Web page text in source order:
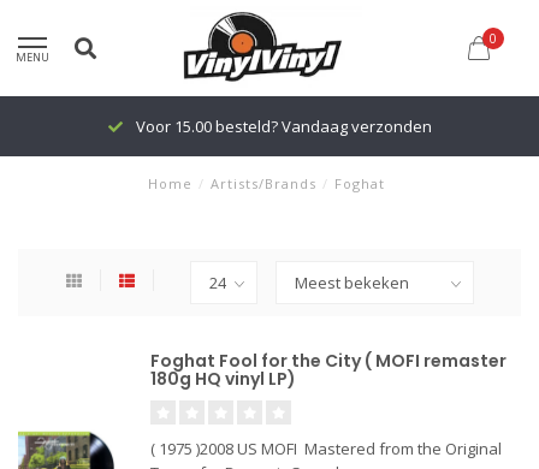
MENU
0
Voor 15.00 besteld? Vandaag verzonden
Home / Artists/Brands / Foghat
Foghat Fool for the City ( MOFI remaster
180g HQ vinyl LP)
( 1975 )2008 US MOFI Mastered from the Original